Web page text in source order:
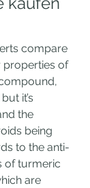
compare
properties of
it’s
the
being
to the anti-
of turmeric
are